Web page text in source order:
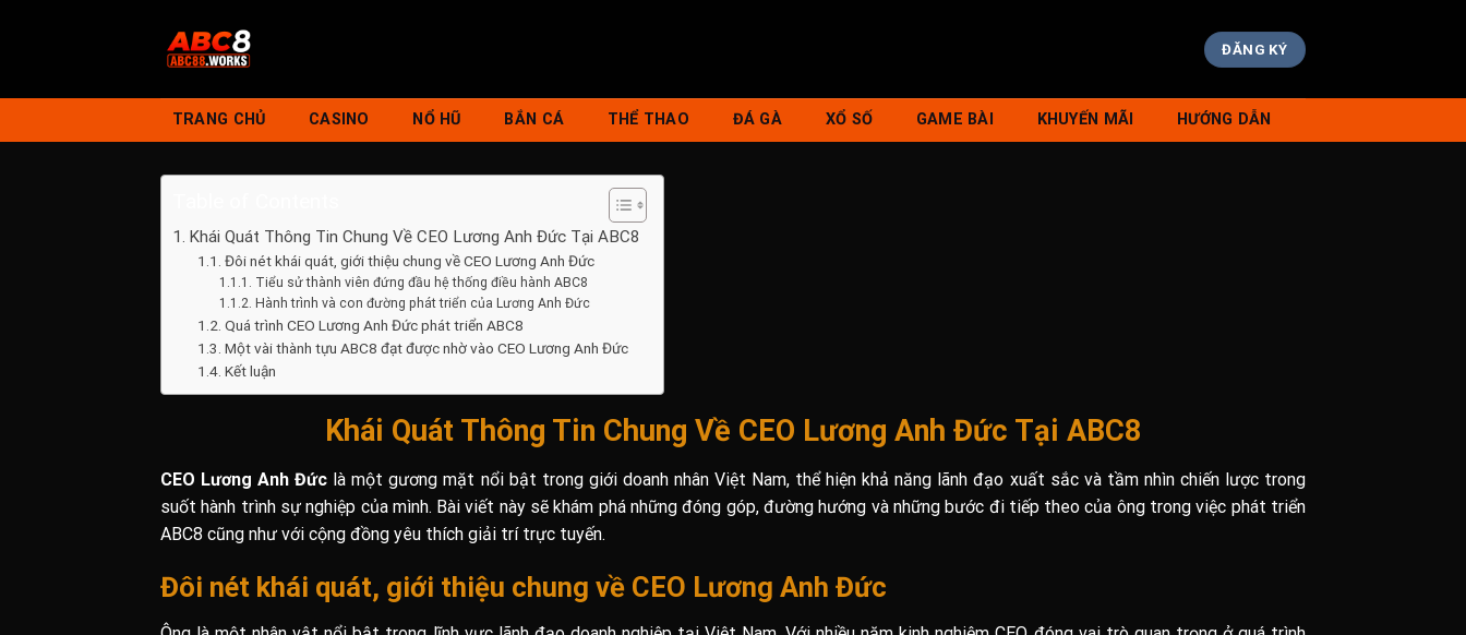
ĐĂNG KÝ
TRANG CHỦ CASINO NỔ HŨ BẮN CÁ THỂ THAO ĐÁ GÀ XỔ SỐ GAME BÀI KHUYẾN MÃI HƯỚNG DẪN
Khái Quát Thông Tin Chung Về CEO Lương Anh Đức Tại ABC8
Đôi nét khái quát, giới thiệu chung về CEO Lương Anh Đức
Tiểu sử thành viên đứng đầu hệ thống điều hành ABC8
Hành trình và con đường phát triển của Lương Anh Đức
Quá trình CEO Lương Anh Đức phát triển ABC8
Một vài thành tựu ABC8 đạt được nhờ vào CEO Lương Anh Đức
Kết luận
Khái Quát Thông Tin Chung Về CEO Lương Anh Đức Tại ABC8
CEO Lương Anh Đức là một gương mặt nổi bật trong giới doanh nhân Việt Nam, thể hiện khả năng lãnh đạo xuất sắc và tầm nhìn chiến lược trong
suốt hành trình sự nghiệp của mình. Bài viết này sẽ khám phá những đóng góp, đường hướng và những bước đi tiếp theo của ông trong việc phát triển
ABC8 cũng như với cộng đồng yêu thích giải trí trực tuyến.
Đôi nét khái quát, giới thiệu chung về CEO Lương Anh Đức